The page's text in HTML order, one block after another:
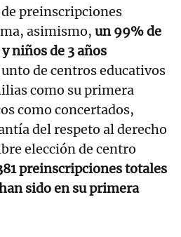
preinscripciones
asimismo, un 99% de
niños de 3 años
de centros educativos
como su primera
como concertados,
del respeto al derecho
elección de centro
preinscripciones totales
sido en su primera